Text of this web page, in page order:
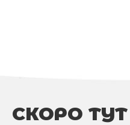
СКОРО ТУТ